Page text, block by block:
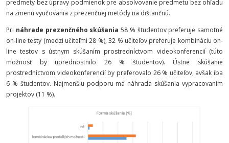
predmety bez úpravy podmienok pre absolvovanie predmetu bez ohľadu
na zmenu vyučovania z prezenčnej metódy na dištančnú.
Pri náhrade prezenčného skúšania 58 % študentov preferuje samotné
on-line testy (medzi učiteľmi 28 %), 32 % učiteľov preferuje kombináciu on-
line testov s ústnym skúšaním prostredníctvom videokonferencií (túto
možnosť by uprednostnilo 26 % študentov). Ústne skúšanie
prostredníctvom videokonferencií by preferovalo 26 % učiteľov, avšak iba
6 % študentov. Najmenšiu podporu má náhrada skúšania vypracovaním
projektov (11 %).